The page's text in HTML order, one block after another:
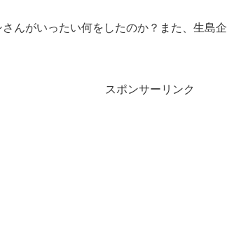
んがいったい何をしたのか？また、生島
スポンサーリンク